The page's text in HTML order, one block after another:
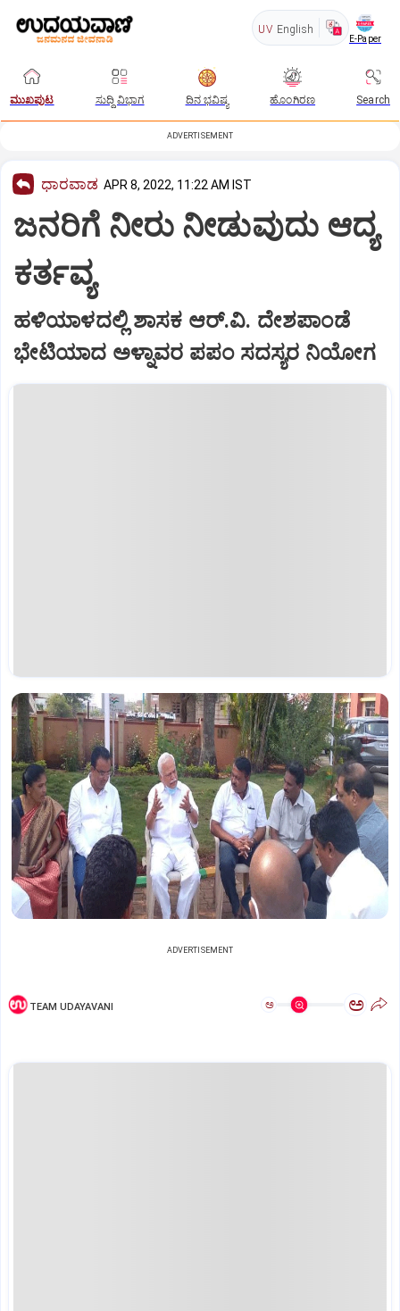
UV English
E-Paper
ಮುಖಪುಟ ಸುದ್ದಿ ವಿಭಾಗ ದಿನ ಭವಿಷ್ಯ ಹೊಂಗಿರಣ Search
ADVERTISEMENT
ಧಾರವಾಡ APR 8, 2022, 11:22 AM IST
ಜನರಿಗೆ ನೀರು ನೀಡುವುದು ಆದ್ಯ
ಕರ್ತವ್ಯ
ಹಳಿಯಾಳದಲ್ಲಿ ಶಾಸಕ ಆರ್‌.ವಿ. ದೇಶಪಾಂಡೆ
ಭೇಟಿಯಾದ ಅಳ್ನಾವರ ಪಪಂ ಸದಸ್ಯರ ನಿಯೋಗ
ADVERTISEMENT
TEAM UDAYAVANI ಅ ಅ